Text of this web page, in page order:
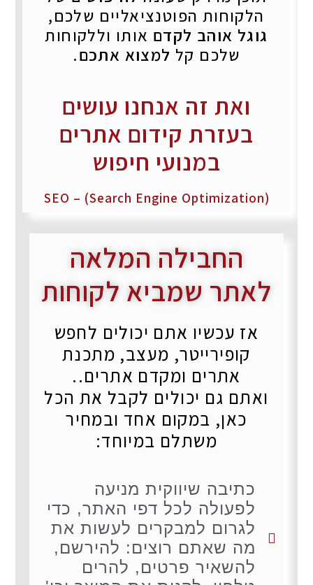
הלקוחות הפוטנציאליים שלכם,
גוגל אוהב לקדם אותו וללקוחות
שלכם קל למצוא אתכם.
ואת זה אנחנו עושים
בעזרת קידום אתרים
במנועי חיפוש
SEO – (Search Engine Optimization)
החבילה המלאה
לאתר שמביא לקוחות
אז עכשיו אתם יכולים לחפש
קופירייטר, מעצב, מתכנת
אתרים ומקדם אתרים..
ואתם גם יכולים לקבל את הכל
כאן, במקום אחד ובמחיר
משתלם במיוחד:
כתיבה שיווקית מניעה
לפעולה לכל דפי האתר, כדי
לגרום למבקרים לעשות את
מה שאתם רוצים: להירשם,
להשאיר פרטים, להרים